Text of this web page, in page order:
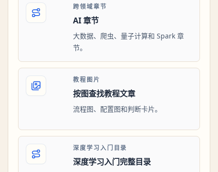
跨领域章节
AI 章节
大数据、爬虫、量子计算和 Spark 章
节。
教程图片
按图查找教程文章
流程图、配置图和判断卡片。
深度学习入门目录
深度学习入门完整目录